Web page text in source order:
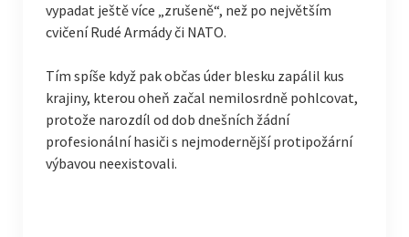
vypadat ještě více „zrušeně“, než po největším
cvičení Rudé Armády či NATO.
Tím spíše když pak občas úder blesku zapálil kus
krajiny, kterou oheň začal nemilosrdně pohlcovat,
protože narozdíl od dob dnešních žádní
profesionální hasiči s nejmodernější protipožární
výbavou neexistovali.